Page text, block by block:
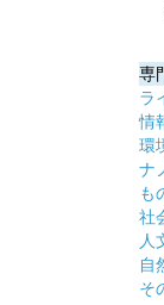
専
ラ
情
環
ナ
も
社
人
自
そ